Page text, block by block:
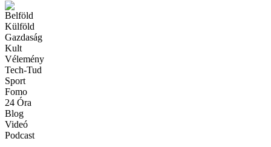
Belföld
Külföld
Gazdaság
Kult
Vélemény
Tech-Tud
Sport
Fomo
24 Óra
Blog
Videó
Podcast